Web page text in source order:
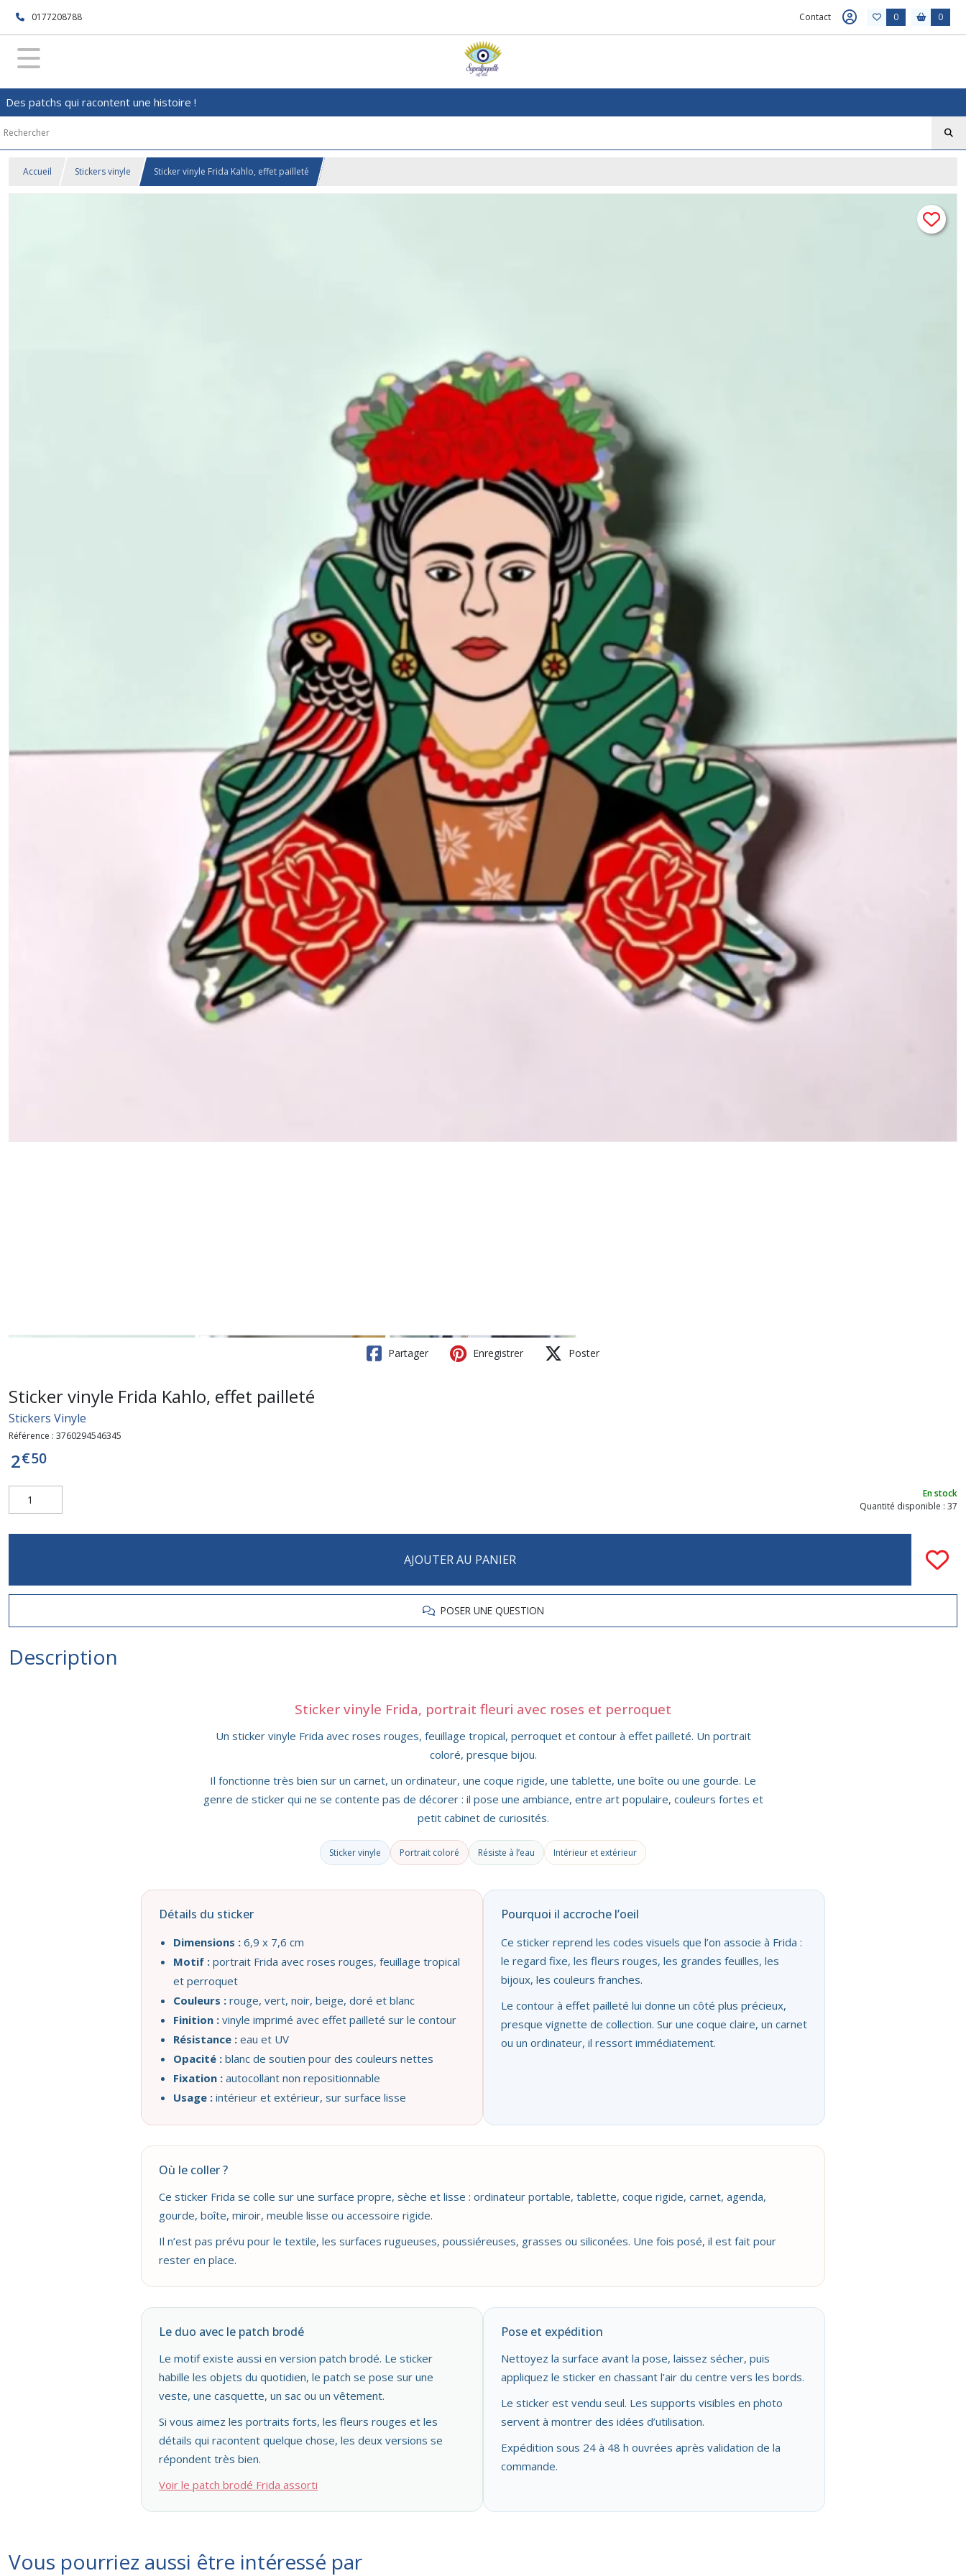
0177208788 Contact 0 0
Des patchs qui racontent une histoire !
Accueil Stickers vinyle Sticker vinyle Frida Kahlo, effet pailleté
Partager Enregistrer Poster
Sticker vinyle Frida Kahlo, effet pailleté
Stickers Vinyle
Référence : 3760294546345
2€50
En stock
Quantité disponible : 37
AJOUTER AU PANIER
POSER UNE QUESTION
Description
Sticker vinyle Frida, portrait fleuri avec roses et perroquet
Un sticker vinyle Frida avec roses rouges, feuillage tropical, perroquet et contour à effet pailleté. Un portrait
coloré, presque bijou.
Il fonctionne très bien sur un carnet, un ordinateur, une coque rigide, une tablette, une boîte ou une gourde. Le
genre de sticker qui ne se contente pas de décorer : il pose une ambiance, entre art populaire, couleurs fortes et
petit cabinet de curiosités.
Sticker vinyle Portrait coloré Résiste à l’eau Intérieur et extérieur
Détails du sticker
Dimensions : 6,9 x 7,6 cm
Motif : portrait Frida avec roses rouges, feuillage tropical
et perroquet
Couleurs : rouge, vert, noir, beige, doré et blanc
Finition : vinyle imprimé avec effet pailleté sur le contour
Résistance : eau et UV
Opacité : blanc de soutien pour des couleurs nettes
Fixation : autocollant non repositionnable
Usage : intérieur et extérieur, sur surface lisse
Pourquoi il accroche l’oeil
Ce sticker reprend les codes visuels que l’on associe à Frida :
le regard fixe, les fleurs rouges, les grandes feuilles, les
bijoux, les couleurs franches.
Le contour à effet pailleté lui donne un côté plus précieux,
presque vignette de collection. Sur une coque claire, un carnet
ou un ordinateur, il ressort immédiatement.
Où le coller ?
Ce sticker Frida se colle sur une surface propre, sèche et lisse : ordinateur portable, tablette, coque rigide, carnet, agenda,
gourde, boîte, miroir, meuble lisse ou accessoire rigide.
Il n’est pas prévu pour le textile, les surfaces rugueuses, poussiéreuses, grasses ou siliconées. Une fois posé, il est fait pour
rester en place.
Le duo avec le patch brodé
Le motif existe aussi en version patch brodé. Le sticker
habille les objets du quotidien, le patch se pose sur une
veste, une casquette, un sac ou un vêtement.
Si vous aimez les portraits forts, les fleurs rouges et les
détails qui racontent quelque chose, les deux versions se
répondent très bien.
Voir le patch brodé Frida assorti
Pose et expédition
Nettoyez la surface avant la pose, laissez sécher, puis
appliquez le sticker en chassant l’air du centre vers les bords.
Le sticker est vendu seul. Les supports visibles en photo
servent à montrer des idées d’utilisation.
Expédition sous 24 à 48 h ouvrées après validation de la
commande.
Vous pourriez aussi être intéressé par